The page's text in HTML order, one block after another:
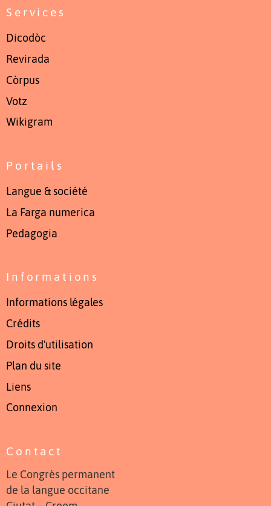
Services
Dicodòc
Revirada
Còrpus
Votz
Wikigram
Portails
Langue & société
La Farga numerica
Pedagogia
Informations
Informations légales
Crédits
Droits d'utilisation
Plan du site
Liens
Connexion
Contact
Le Congrès permanent
de la langue occitane